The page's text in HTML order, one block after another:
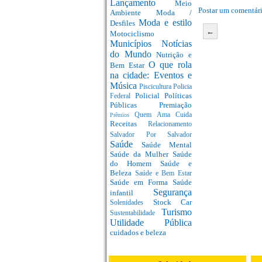
Lançamento Meio
Ambiente Moda /
Desfiles Moda e estilo
Motociclismo
Municípios Notícias
do MundoNutrição e
Bem Estar O que rola
na cidade: Eventos e
Música Piscicultura Policia
Federal Policial Políticas
Públicas Premiação
PrêmiosQuem Ama Cuida
Receitas Relacionamento
Salvador Por Salvador
Saúde Saúde Mental
Saúde da Mulher Saúde
do Homem Saúde e
Beleza Saúde e Bem Estar
Saúde em Forma Saúde
infantil Segurança
Solenidades Stock Car
Sustentabilidade Turismo
Utilidade Pública
cuidados e beleza
Postar um
←